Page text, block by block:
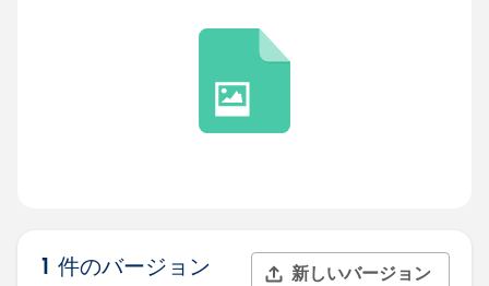
1 件のバージョン 新しいバージョン